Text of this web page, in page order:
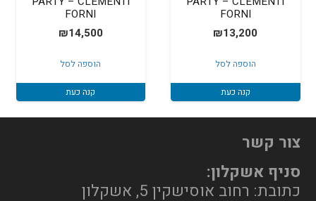
FORNI
₪13,200
הוספה לסל
קנה כעת
FORNI
₪14,500
הוספה לסל
קנה כעת
צור קשר
סניף אשקלון:
כתובת: רחוב אוסישקין 5, אשקלון